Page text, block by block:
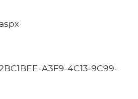
A3F9-4C13-9C99-